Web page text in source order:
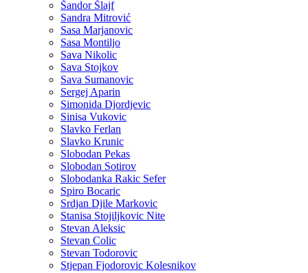
Šandor Šlajf
Sandra Mitrović
Sasa Marjanovic
Sasa Montiljo
Sava Nikolic
Sava Stojkov
Sava Sumanovic
Sergej Aparin
Simonida Djordjevic
Sinisa Vukovic
Slavko Ferlan
Slavko Krunic
Slobodan Pekas
Slobodan Sotirov
Slobodanka Rakic Sefer
Spiro Bocaric
Srdjan Djile Markovic
Stanisa Stojiljkovic Nite
Stevan Aleksic
Stevan Colic
Stevan Todorovic
Stjepan Fjodorovic Kolesnikov